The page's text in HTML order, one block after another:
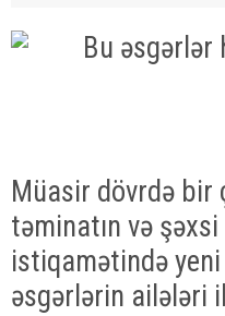
Müasir dövrdə bir
təminatın və şəxsi
istiqamətində
əsgərlərin ailələri